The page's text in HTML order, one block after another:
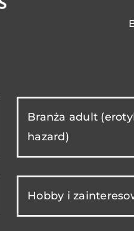
Branża adult
hazard)
Hobby i